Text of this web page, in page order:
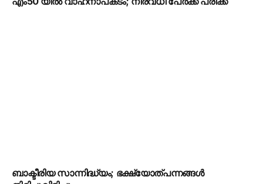
ബാക്ടീരിയ സാന്നിദ്ധ്യം; ഭക്ഷ്യോത്പന്നങ്ങൾ